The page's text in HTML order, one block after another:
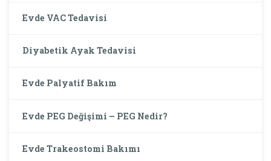
Evde VAC Tedavisi
Diyabetik Ayak Tedavisi
Evde Palyatif Bakım
Evde PEG Değişimi – PEG Nedir?
Evde Trakeostomi Bakımı